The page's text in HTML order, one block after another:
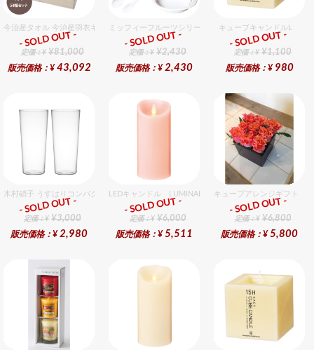
今治産タオル 今治産羽衣ギフトフェイスタオル 54個入セット
ギフト
定価：¥ ¥81,000
販売価格：¥ 43,092
- SOLD OUT -
ミッフィーフルーツシリーズ割れないメラミン食器セット
ギフト
定価：¥ ¥2,430
販売価格：¥ 2,430
- SOLD OUT -
キューブキャンドルL
ギフト
定価：¥ ¥1,100
販売価格：¥ 980
- SOLD OUT -
木村硝子 うすはりコンパクト380cc ゾンビグラスギフトセット（2個入り）
ギフト
定価：¥ ¥3,000
販売価格：¥ 2,980
- SOLD OUT -
LEDキャンドル LUMINARA（ルミナラ） ピンク ピラ
ギフト
定価：¥ ¥6,000
販売価格：¥ 5,511
- SOLD OUT -
キューブアレンジギフト
ギフト
定価：¥ ¥6,800
販売価格：¥ 5,800
- SOLD OUT -